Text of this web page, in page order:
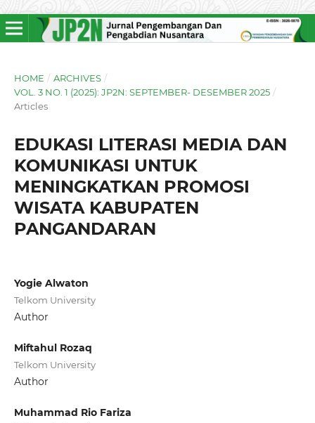
HOME / ARCHIVES /
VOL. 3 NO. 1 (2025): JP2N: SEPTEMBER- DESEMBER 2025 /
Articles
EDUKASI LITERASI MEDIA DAN
KOMUNIKASI UNTUK
MENINGKATKAN PROMOSI
WISATA KABUPATEN
PANGANDARAN
Yogie Alwaton
Telkom University
Author
Miftahul Rozaq
Telkom University
Author
Muhammad Rio Fariza